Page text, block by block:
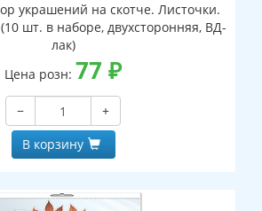
украшений на скотче. Листочки.
шт. в наборе, двухсторонняя, ВД-
лак)
Цена розн: 77 ₽
−
+
В корзину